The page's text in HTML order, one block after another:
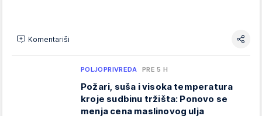
Komentariši
POLJOPRIVREDA PRE 5 H
Požari, suša i visoka temperatura
kroje sudbinu tržišta: Ponovo se
menja cena maslinovog ulja